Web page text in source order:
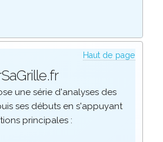
Haut de page
une série d'analyses des
ses débuts en s'appuyant
principales :